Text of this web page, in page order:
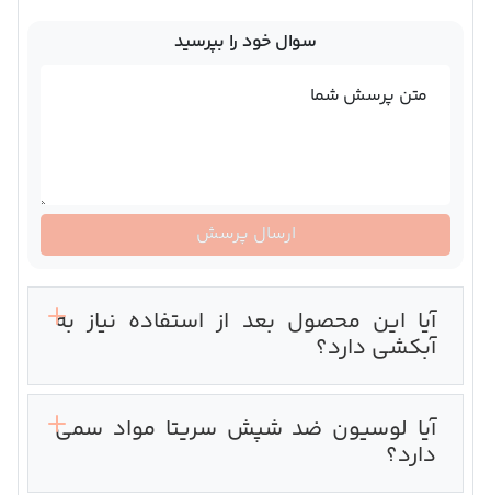
آیا این محصول بعد از استفاده نیاز به
آبکشی دارد؟
آیا لوسیون ضد شپش سریتا مواد سمی
دارد؟
سوال خود را بپرسید
متن پرسش شما
ارسال پرسش